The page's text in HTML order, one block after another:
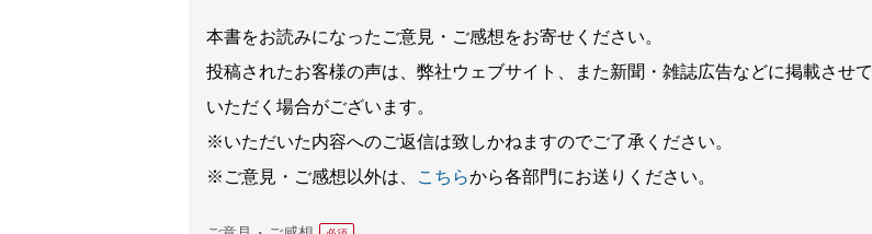
本書をお読みになったご意見・ご感想をお寄せください。
投稿されたお客様の声は、弊社ウェブサイト、また新聞・雑誌広告などに掲載させて
いただく場合がございます。
※いただいた内容へのご返信は致しかねますのでご了承ください。
※ご意見・ご感想以外は、
こちらから各部門にお送りください。